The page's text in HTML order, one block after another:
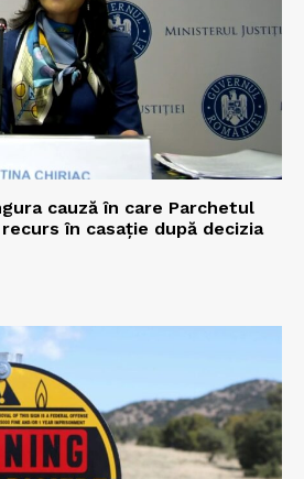
cauză în care Parchetul
în casație după decizia